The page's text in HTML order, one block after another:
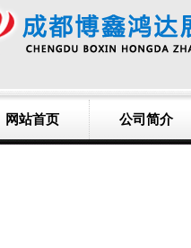
网站首页 公司简介